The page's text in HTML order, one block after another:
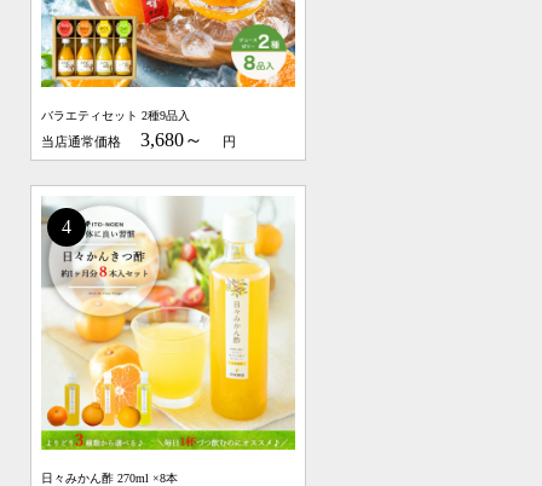
バラエティセット 2種9品入
3,680～
日々みかん酢 270ml ×8本